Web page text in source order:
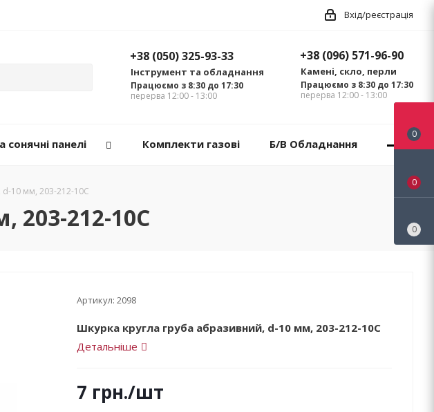
Вхід/реєстрація
+38 (096) 571-96-90
Камені, скло, перли
Працюємо з 8:30 до 17:30
перерва 12:00 - 13:00
+38 (050) 325-93-33
Інструмент та обладнання
Працюємо з 8:30 до 17:30
перерва 12:00 - 13:00
сонячні панелі Комплекти газові Б/В Обладнання
10 мм, 203-212-10C
203-212-10C
Артикул: 2098
Шкурка кругла груба абразивний, d-10 мм, 203-212-10C
Детальніше
7 грн./шт
0
0
0